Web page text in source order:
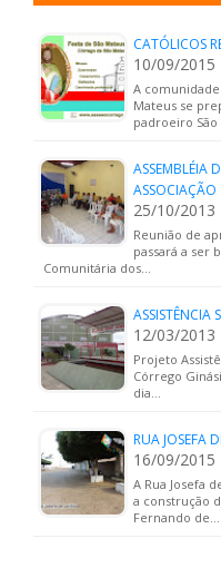
CATÓLICOS
10/09/2015
A
Mateus se
padroeiro
ASSEMBLÉIA
ASSOCIAÇÃO
25/10/2013
Reunião de
passará a ser
Comunitária dos…
ASSISTÊNCIA
12/03/2013
Projeto
Córrego
dia…
RUA JOSEFA
16/09/2015
A Rua Josefa
a construção
Fernando de…